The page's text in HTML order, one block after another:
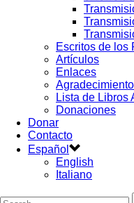
Escritos de los
Artículos
Enlaces
Lista de Libros
Donaciones
Donar
Contacto
Español
English
Italiano